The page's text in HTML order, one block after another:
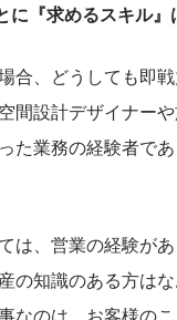
『求めるスキル』
合、どうしても即
間設計デザイナー
た業務の経験者で
は、営業の経験が
の知識のある方は